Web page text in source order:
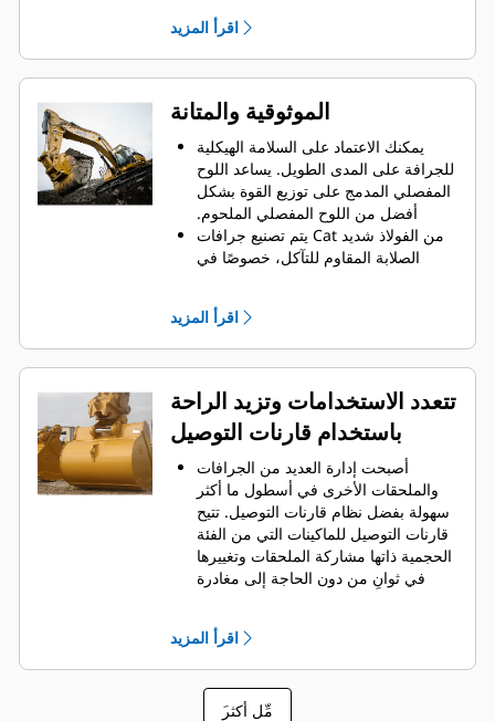
عدم سحب الجزء السفلي من الجرافة،
يزيد استهلاك الوقود إلى الحد الأقصى
أثناء الحفر. تم تصميم جرافات Cat بحيث
تخترق المواد بمنتهى السرعة لتحسين
تحميل كمية أكبر من المواد في أقل وقت
ممكن. يساعد شكل الجرافة والقضبان
الجانبية على الاحتفاظ بمعظم المواد في
الجرافة لكل حمولة.
اقرأ المزيد
الموثوقية والمتانة
يمكنك الاعتماد على السلامة الهيكلية
للجرافة على المدى الطويل. ‏‫يساعد اللوح
المفصلي المدمج على توزيع القوة بشكل
أفضل من اللوح المفصلي الملحوم.
يتم تصنيع جرافات Cat من الفولاذ شديد
الصلابة المقاوم للتآكل، خصوصًا في
يمكنك حماية أهم المناطق التي تتعرض
للتآكل المفرط في الجرافة باستخدام
أدوات التعشيق الأرضية (GET) من Cat .
‏‫تحافظ واقيات القضبان الجانبية والقواطع
الجانبية على أجزاء الجرافة التي تحتك
بالمواد وتخترقها بأكبر قدر.
يمكنك خفض تكاليف الصيانة باختيار
أدوات التعشيق الأرضية (GET) المناسبة
لجرافتك وتطبيقاتك.
تتوفر خيارات متنوعة من أطراف
الجرافات بما يتناسب مع تطبيقاتك.‬ سواء
كنت بحاجة إلى تنظيف الأرض وتسويتها أو
الحفر في المواد الصلبة الكاشطة، ستجد
لدينا الطرف المناسب.
اقرأ المزيد
تتعدد الاستخدامات وتزيد الراحة
باستخدام قارنات التوصيل
أصبحت إدارة العديد من الجرافات
والملحقات الأخرى في أسطول ما أكثر
سهولة بفضل نظام قارنات التوصيل. ‏‫تتيح
قارنات التوصيل للماكينات التي من الفئة
الحجمية ذاتها مشاركة الملحقات وتغييرها
في ثوانٍ من دون الحاجة إلى مغادرة
كما أن الجرافات التي يمكن تثبيتها
مباشرة بالماكينة بمسامير تتوافق مع
قارنات التوصيل ذات مسمار الإمساك من
Cat®‎، باستثناء الجرافات ذات مسمار
الإمساك من الفئة Performance.‬ ‏‫تحتوي
اقرأ المزيد
َمِّل أكثر